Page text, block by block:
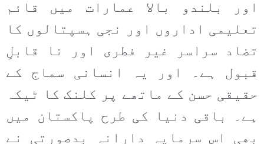
اور بلندو بالا عمارات میں قائم
تعلیمی اداروں اور نجی ہسپتالوں کا
تضاد سراسر غیر فطری اور نا قابلِ
قبول ہے۔ اور یہ انسانی سماج کے
حقیقی حسن کے ماتھے پر کلنک کا ٹیکہ
ہے۔ باقی دنیا کی طرح پاکستان میں
بھی اس سرمایہ دارانہ بدصورتی نے